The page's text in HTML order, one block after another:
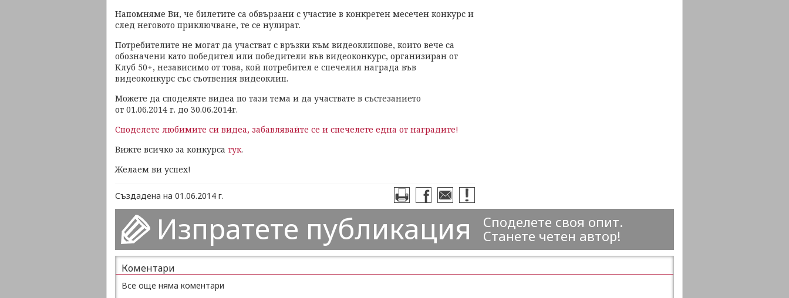
Напомняме Ви, че билетите са обвързани с участие в конкретен месечен конкурс и
след неговото приключване, те се нулират.
Потребителите не могат да участват с връзки към видеоклипове, които вече са
обозначени като победител или победители във видеоконкурс, организиран от
Клуб 50+, независимо от това, кой потребител е спечелил награда във
видеоконкурс със съотвения видеоклип.
Можете да споделяте видеа по тази тема и да участвате в състезанието
от 01.06.2014 г. до 30.06.2014г.
Споделете любимите си видеа, забавлявайте се и спечелете една от наградите!
Вижте всичко за конкурса тук.
Желаем ви успех!
Създадена на 01.06.2014 г.
Изпратете публикация
Споделете своя опит.
Станете четен автор!
Коментари
Все още няма коментари